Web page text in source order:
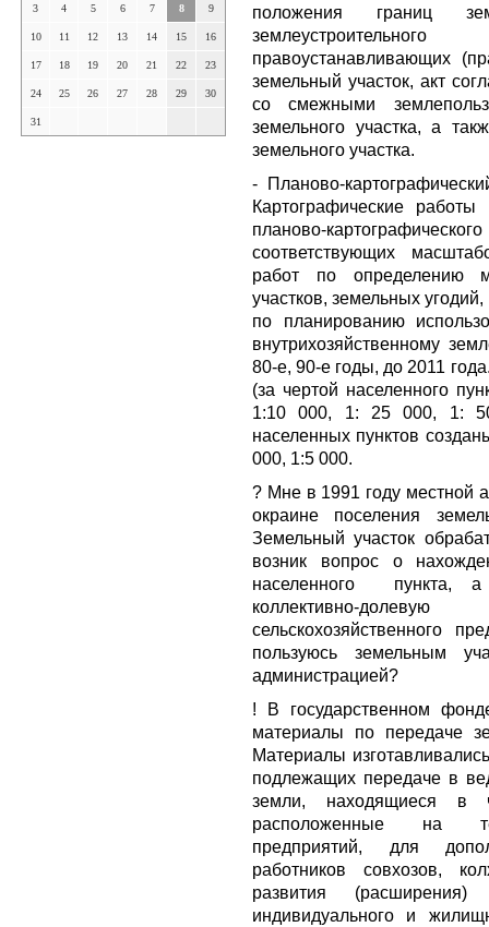
3 4 5 6 7 8 9
10 11 12 13 14 15 16
17 18 19 20 21 22 23
24 25 26 27 28 29 30
31
положения границ
правоустанавливающих
земельный участок, акт
со смежными
земельного участка, а
земельного участка.
- Планово-
Картографические
планово-
соответствующих
работ по определению
участков, земельных
по планированию
внутрихозяйственному
80-е, 90-е годы, до 2011
(за чертой населенного
1:10 000, 1: 25 000, 1:
населенных пунктов
000, 1:5 000.
? Мне в 1991 году местной
окраине поселения
Земельный участок
возник вопрос о
населенного пункта,
коллективно-
сельскохозяйственного
пользуюсь земельным
администрацией?
! В государственном
материалы по передаче
Материалы
подлежащих передаче в
земли, находящиеся в
расположенные на
предприятий, для
работников совхозов,
развития (расширения)
индивидуального и